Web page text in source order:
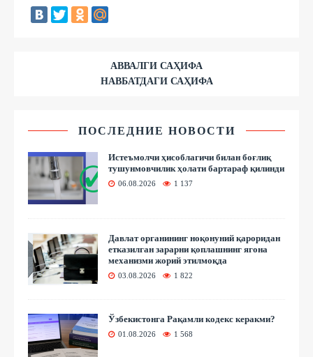
АВВАЛГИ САҲИФА
НАВБАТДАГИ САҲИФА
ПОСЛЕДНИЕ НОВОСТИ
Истеъмолчи ҳисоблагичи билан боғлиқ
тушунмовчилик ҳолати бартараф қилинди
06.08.2026 1 137
Давлат органининг ноқонуний қароридан
етказилган зарарни қоплашнинг ягона
механизми жорий этилмоқда
03.08.2026 1 822
Ўзбекистонга Рақамли кодекс керакми?
01.08.2026 1 568